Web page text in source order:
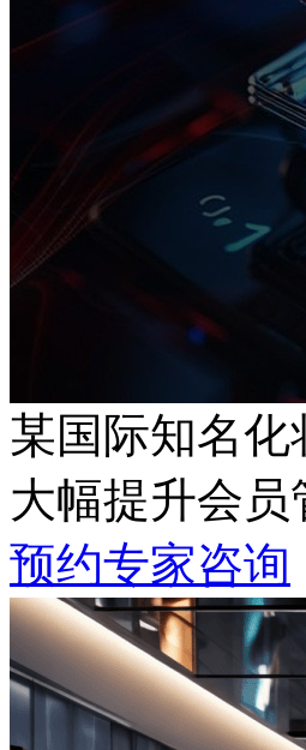
某国际知名
大幅提升会员
预约专家咨询